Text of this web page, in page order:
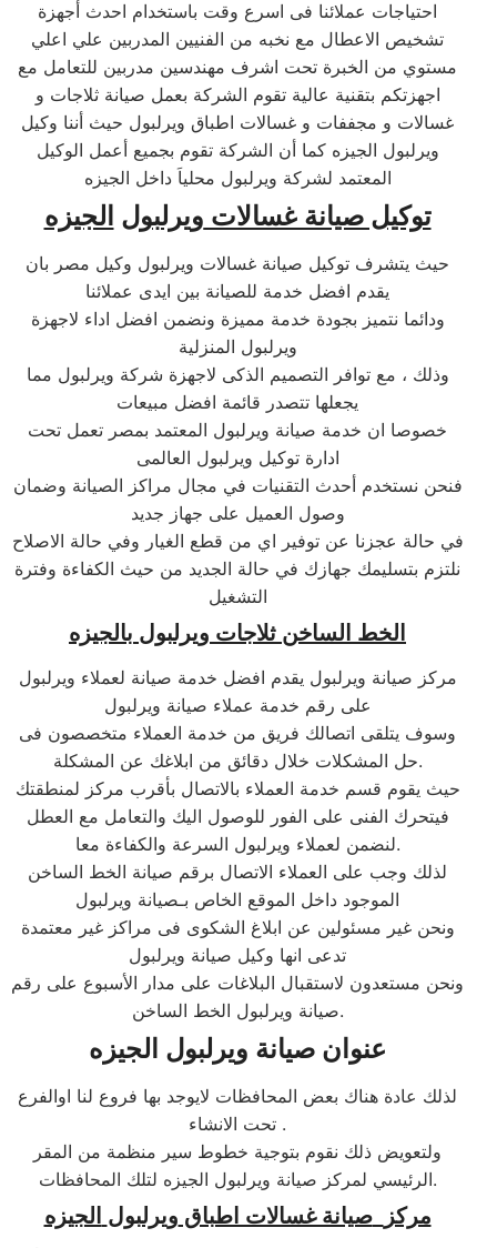
احتياجات عملائنا فى اسرع وقت باستخدام احدث أجهزة
تشخيص الاعطال مع نخبه من الفنيين المدربين علي اعلي
مستوي من الخبرة تحت اشرف مهندسين مدربين للتعامل مع
اجهزتكم بتقنية عالية تقوم الشركة بعمل صيانة ثلاجات و
غسالات و مجففات و غسالات اطباق ويرلبول حيث أننا وكيل
ويرلبول الجيزه كما أن الشركة تقوم بجميع أعمل الوكيل
المعتمد لشركة ويرلبول محلياَ داخل الجيزه
توكيل صيانة غسالات ويرلبول الجيزه
حيث يتشرف توكيل صيانة غسالات ويرلبول وكيل مصر بان
يقدم افضل خدمة للصيانة بين ايدى عملائنا
ودائما نتميز بجودة خدمة مميزة ونضمن افضل اداء لاجهزة
ويرلبول المنزلية
وذلك ، مع توافر التصميم الذكى لاجهزة شركة ويرلبول مما
يجعلها تتصدر قائمة افضل مبيعات
خصوصا ان خدمة صيانة ويرلبول المعتمد بمصر تعمل تحت
ادارة توكيل ويرلبول العالمى
فنحن نستخدم أحدث التقنيات في مجال مراكز الصيانة وضمان
وصول العميل على جهاز جديد
في حالة عجزنا عن توفير اي من قطع الغيار وفي حالة الاصلاح
نلتزم بتسليمك جهازك في حالة الجديد من حيث الكفاءة وفترة
التشغيل
الخط الساخن ثلاجات ويرلبول بالجيزه
مركز صيانة ويرلبول يقدم افضل خدمة صيانة لعملاء ويرلبول
على رقم خدمة عملاء صيانة ويرلبول
وسوف يتلقى اتصالك فريق من خدمة العملاء متخصصون فى
حل المشكلات خلال دقائق من ابلاغك عن المشكلة.
حيث يقوم قسم خدمة العملاء بالاتصال بأقرب مركز لمنطقتك
فيتحرك الفنى على الفور للوصول اليك والتعامل مع العطل
لنضمن لعملاء ويرلبول السرعة والكفاءة معا.
لذلك وجب على العملاء الاتصال برقم صيانة الخط الساخن
الموجود داخل الموقع الخاص بـصيانة ويرلبول
ونحن غير مسئولين عن ابلاغ الشكوى فى مراكز غير معتمدة
تدعى انها وكيل صيانة ويرلبول
ونحن مستعدون لاستقبال البلاغات على مدار الأسبوع على رقم
صيانة ويرلبول الخط الساخن.
عنوان صيانة ويرلبول الجيزه
لذلك عادة هناك بعض المحافظات لايوجد بها فروع لنا اوالفرع
تحت الانشاء .
ولتعويض ذلك نقوم بتوجية خطوط سير منظمة من المقر
الرئيسي لمركز صيانة ويرلبول الجيزه لتلك المحافظات.
مركز صيانة غسالات اطباق ويرلبول الجيزه